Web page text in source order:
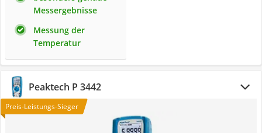
Messergebnisse
Messung der
Temperatur
Peaktech P 3442
Preis-Leistungs-Sieger